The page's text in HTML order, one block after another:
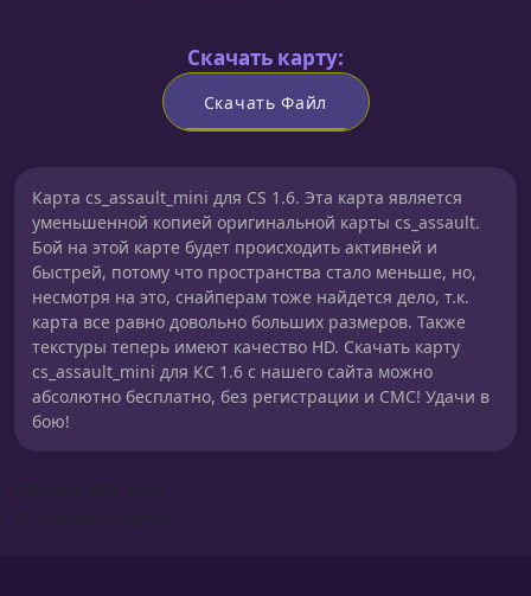
Скачать карту:
Скачать Файл
Карта cs_assault_mini для CS 1.6. Эта карта является
уменьшенной копией оригинальной карты cs_assault.
Бой на этой карте будет происходить активней и
быстрей, потому что пространства стало меньше, но,
несмотря на это, снайперам тоже найдется дело, т.к.
карта все равно довольно больших размеров. Также
текстуры теперь имеют качество HD. Скачать карту
cs_assault_mini для КС 1.6 с нашего сайта можно
абсолютно бесплатно, без регистрации и СМС! Удачи в
бою!